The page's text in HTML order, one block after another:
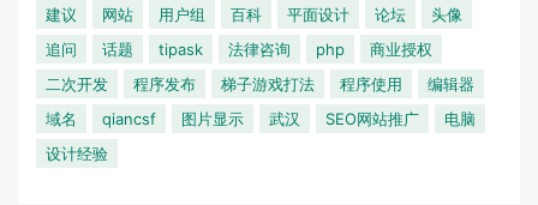
建议 网站 用户组 百科 平面设计 论坛
头像
追问
话题 tipask 法律咨询 php
商业授权
二次开发
程序发布 梯子游戏打法 程序使用
编辑器
域名
qiancsf 图片显示 武汉 SEO网站推广
电脑
设计经验